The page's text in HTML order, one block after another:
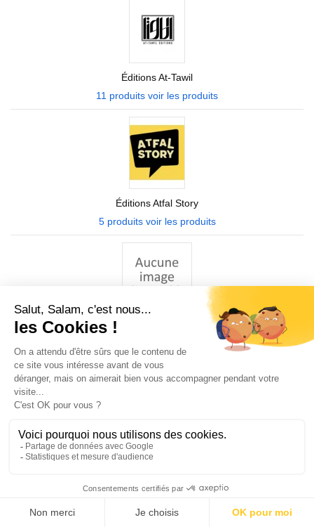
Éditions At-Tawil
11 produits voir les produits
Éditions Atfal Story
5 produits voir les produits
Éditions des savants
Éditions Iqra